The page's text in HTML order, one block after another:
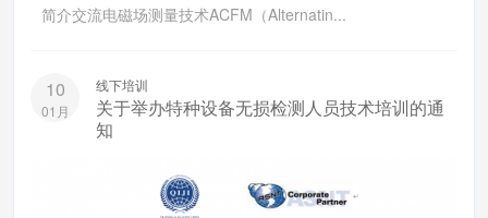
简介交流电磁场测量技术ACFM（Alternatin...
10
01月
线下培训
关于举办特种设备无损检测人员技术培训的通
知